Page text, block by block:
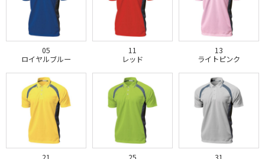
05
ロイヤルブルー
11
レッド
13
ライトピンク